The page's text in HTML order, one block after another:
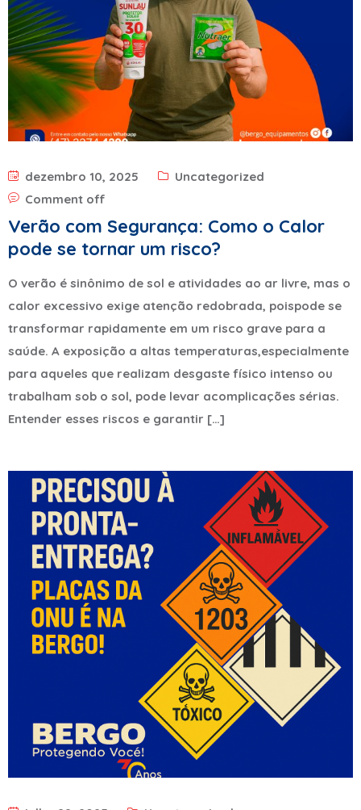
dezembro 10, 2025
Uncategorized
Comment off
Verão com Segurança: Como o Calor
pode se tornar um risco?
O verão é sinônimo de sol e atividades ao ar livre, mas o
calor excessivo exige atenção redobrada, poispode se
transformar rapidamente em um risco grave para a
saúde. A exposição a altas temperaturas,especialmente
para aqueles que realizam desgaste físico intenso ou
trabalham sob o sol, pode levar acomplicações sérias.
Entender esses riscos e garantir […]